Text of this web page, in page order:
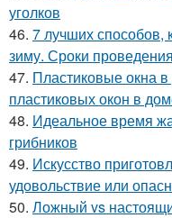
уголков
46. 7 лучших способов,
зиму. Сроки
47. Пластиковые окна
пластиковых окон в
48. Идеальное время
грибников
49. Искусство
удовольствие или
50. Ложный vs